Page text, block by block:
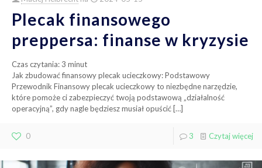
Plecak finansowego
preppersa: finanse w kryzysie
Czas czytania: 3 minut
Jak zbudować finansowy plecak ucieczkowy: Podstawowy
Przewodnik Finansowy plecak ucieczkowy to niezbędne narzędzie,
które pomoże ci zabezpieczyć twoją podstawową „działalność
operacyjną”, gdy nagle będziesz musiał opuścić […]
0 3 Czytaj więcej